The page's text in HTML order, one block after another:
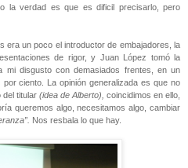
la verdad es que es dificil precisarlo, pero
era un poco el introductor de embajadores, la
de rigor, y Juan López tomó la
mi disgusto con demasiados frentes, en un
ciento. La opinión generalizada es que no
del titular (idea de Alberto), coincidimos en ello,
queremos algo, necesitamos algo, cambiar
Nos resbala lo que hay.